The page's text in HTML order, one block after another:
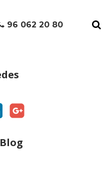
96 062 20 80